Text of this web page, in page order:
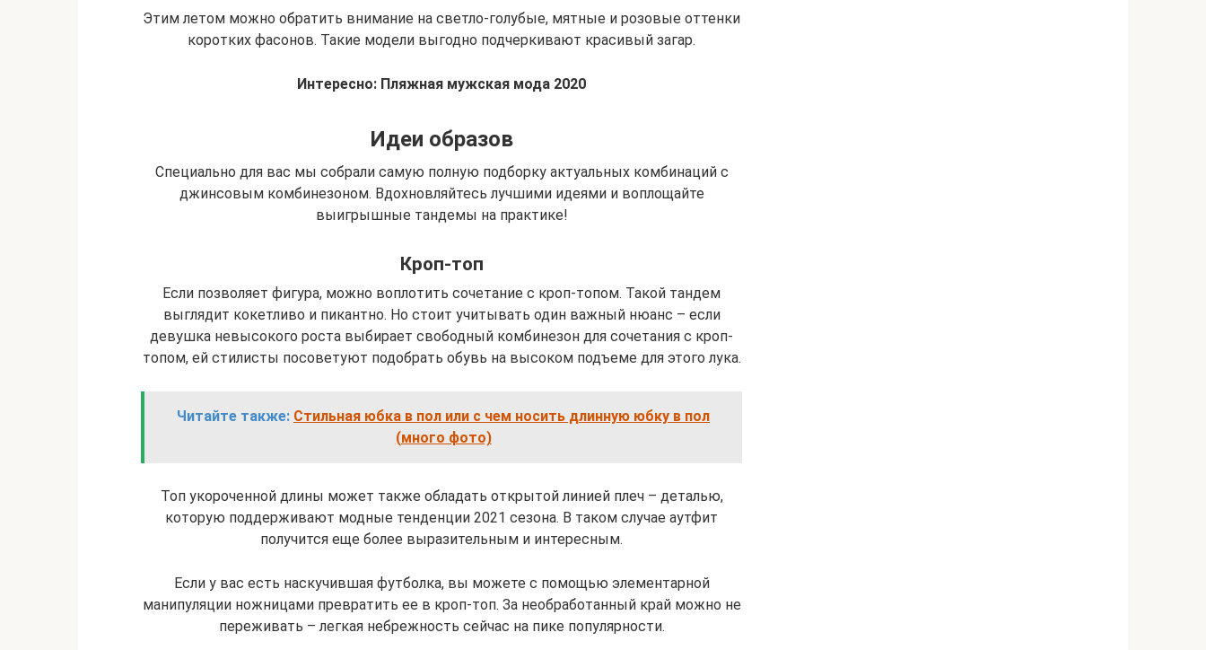
Этим летом можно обратить внимание на светло-голубые, мятные и розовые оттенки
коротких фасонов. Такие модели выгодно подчеркивают красивый загар.
Интересно: Пляжная мужская мода 2020
Идеи образов
Специально для вас мы собрали самую полную подборку актуальных комбинаций с
джинсовым комбинезоном. Вдохновляйтесь лучшими идеями и воплощайте
выигрышные тандемы на практике!
Кроп-топ
Если позволяет фигура, можно воплотить сочетание с кроп-топом. Такой тандем
выглядит кокетливо и пикантно. Но стоит учитывать один важный нюанс – если
девушка невысокого роста выбирает свободный комбинезон для сочетания с кроп-
топом, ей стилисты посоветуют подобрать обувь на высоком подъеме для этого лука.
Читайте также: Стильная юбка в пол или с чем носить длинную юбку в пол
(много фото)
Топ укороченной длины может также обладать открытой линией плеч – деталью,
которую поддерживают модные тенденции 2021 сезона. В таком случае аутфит
получится еще более выразительным и интересным.
Если у вас есть наскучившая футболка, вы можете с помощью элементарной
манипуляции ножницами превратить ее в кроп-топ. За необработанный край можно не
переживать – легкая небрежность сейчас на пике популярности.